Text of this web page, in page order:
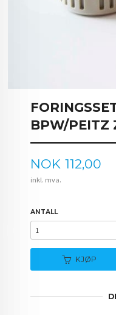
BPW/PEITZ
Pris
NOK 112,00
inkl. mva.
ANTALL
KJØP